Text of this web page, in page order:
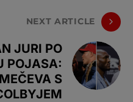
NEXT ARTICLE
JURI PO
POJASA:
S